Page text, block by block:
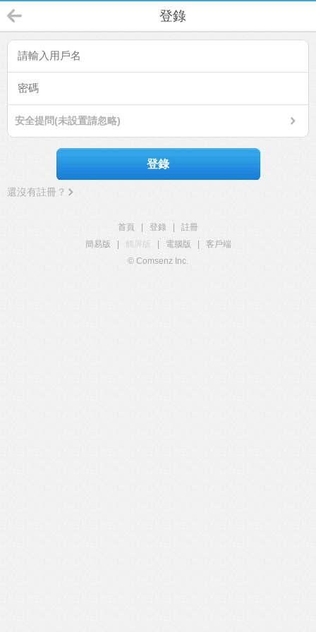
登錄
安全提問(未設置請忽略)
登錄
還沒有註冊？
首頁 登錄
註冊
簡易版
觸屏版 電腦版
客戶端
© Comsenz Inc.